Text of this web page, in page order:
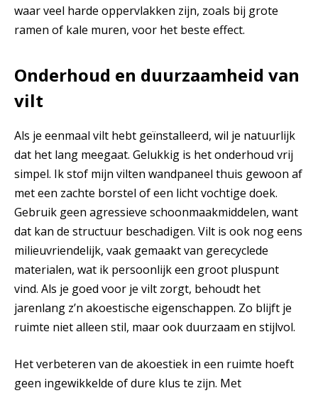
waar veel harde oppervlakken zijn, zoals bij grote
ramen of kale muren, voor het beste effect.
Onderhoud en duurzaamheid van
vilt
Als je eenmaal vilt hebt geïnstalleerd, wil je natuurlijk
dat het lang meegaat. Gelukkig is het onderhoud vrij
simpel. Ik stof mijn vilten wandpaneel thuis gewoon af
met een zachte borstel of een licht vochtige doek.
Gebruik geen agressieve schoonmaakmiddelen, want
dat kan de structuur beschadigen. Vilt is ook nog eens
milieuvriendelijk, vaak gemaakt van gerecyclede
materialen, wat ik persoonlijk een groot pluspunt
vind. Als je goed voor je vilt zorgt, behoudt het
jarenlang z’n akoestische eigenschappen. Zo blijft je
ruimte niet alleen stil, maar ook duurzaam en stijlvol.
Het verbeteren van de akoestiek in een ruimte hoeft
geen ingewikkelde of dure klus te zijn. Met